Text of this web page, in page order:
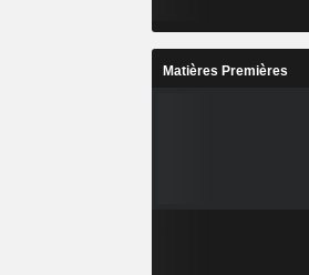
Matières Premières